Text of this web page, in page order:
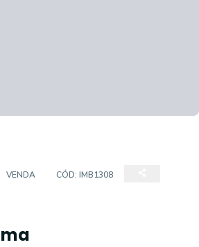
VENDA CÓD: IMB1308